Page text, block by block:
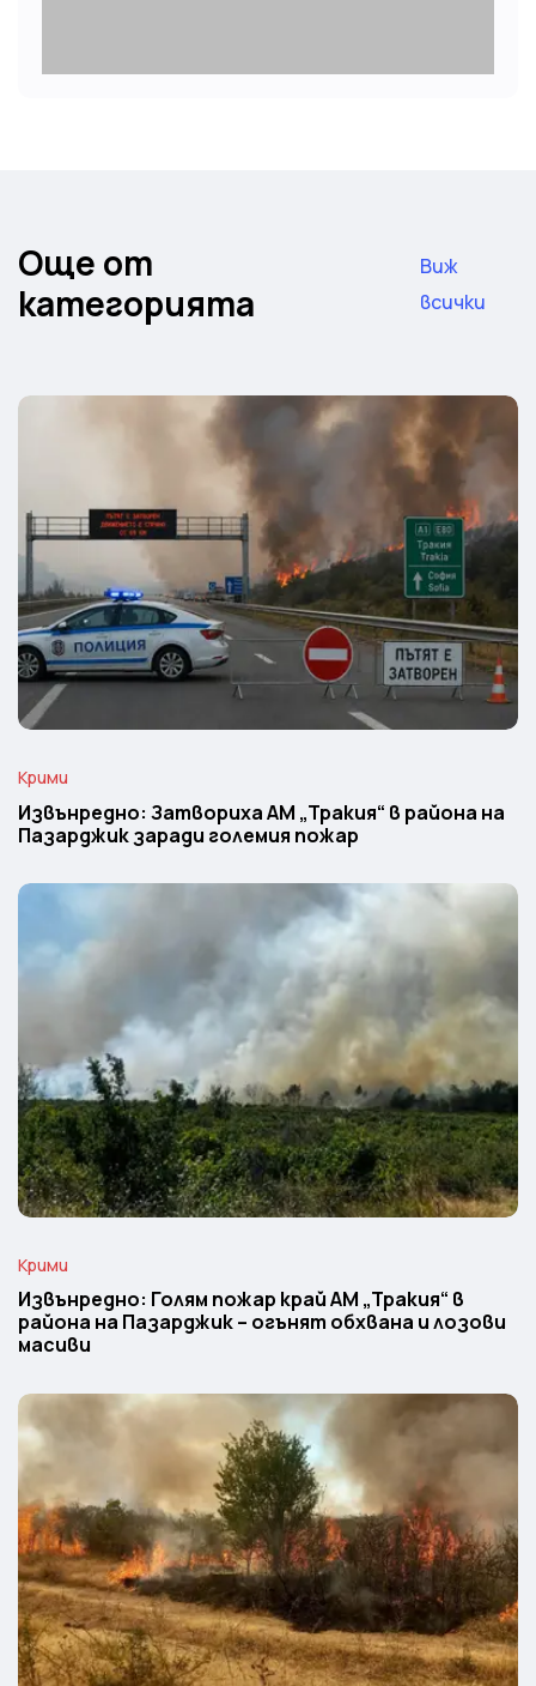
Още от
категорията
Виж
всички
Крими
Извънредно: Затвориха АМ „Тракия“ в района на
Пазарджик заради големия пожар
Крими
Извънредно: Голям пожар край АМ „Тракия“ в
района на Пазарджик – огънят обхвана и лозови
масиви